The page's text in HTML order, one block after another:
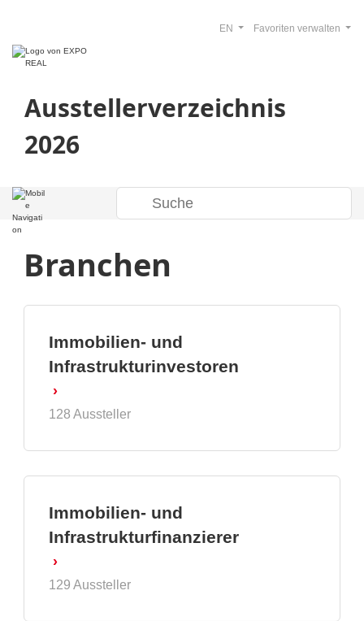
Ausstellerverzeichnis
2026
Favoriten verwalten
EN
Branchen
Immobilien- und
Infrastrukturinvestoren
128 Aussteller
Immobilien- und
Infrastrukturfinanzierer
129 Aussteller